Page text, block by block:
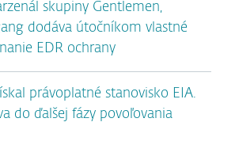
skupiny Gentlemen,
dodáva útočníkom vlastné
EDR ochrany
právoplatné stanovisko EIA.
do ďalšej fázy povoľovania